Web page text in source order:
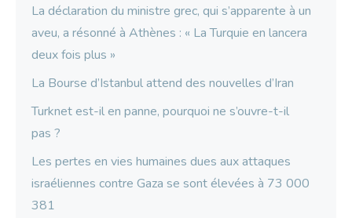
La déclaration du ministre grec, qui s’apparente à un
aveu, a résonné à Athènes : « La Turquie en lancera
deux fois plus »
La Bourse d’Istanbul attend des nouvelles d’Iran
Turknet est-il en panne, pourquoi ne s’ouvre-t-il
pas ?
Les pertes en vies humaines dues aux attaques
israéliennes contre Gaza se sont élevées à 73 000
381